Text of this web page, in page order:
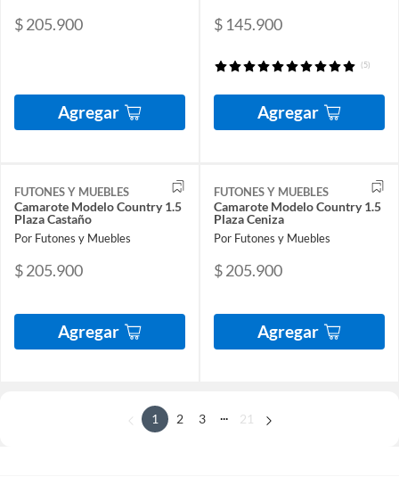
$ 205.900
Agregar
$ 145.900
(5)
Agregar
FUTONES Y MUEBLES
Camarote Modelo Country 1.5
Plaza Castaño
Por Futones y Muebles
$ 205.900
Agregar
FUTONES Y MUEBLES
Camarote Modelo Country 1.5
Plaza Ceniza
Por Futones y Muebles
$ 205.900
Agregar
1 2 3 ... 21